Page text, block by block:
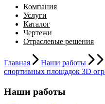
Компания
Услуги
Каталог
Чертежи
Отраслевые решения
Главная Наши работы
спортивных площадок 3D
Наши работы